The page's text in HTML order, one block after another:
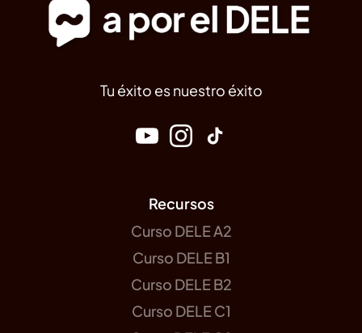
Tu éxito es nuestro éxito
Recursos
Curso DELE A2
Curso DELE B1
Curso DELE B2
Curso DELE C1